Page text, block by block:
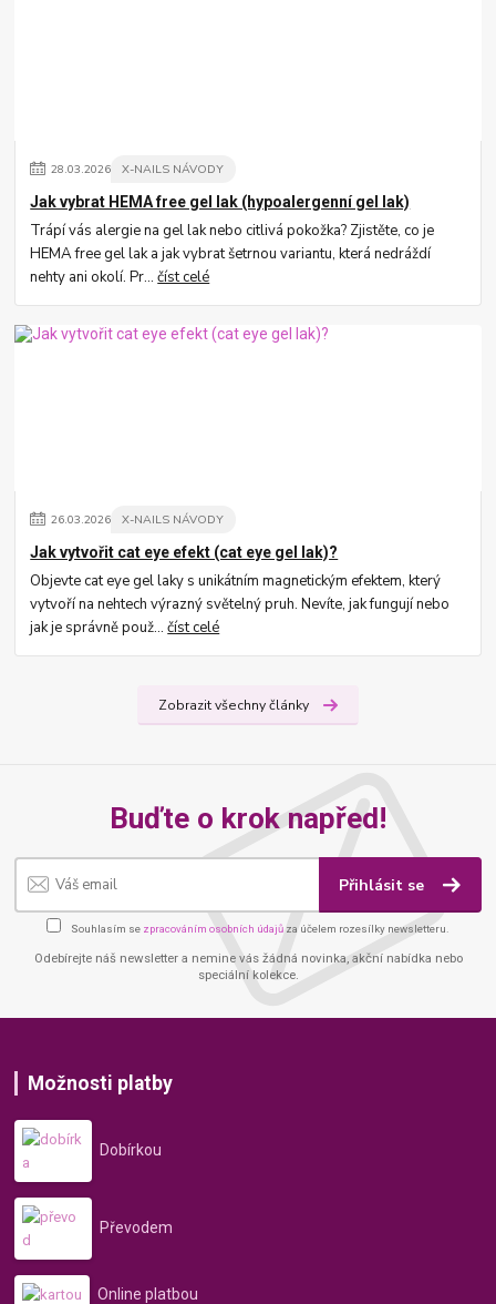
28.03.2026 X-NAILS NÁVODY
Jak vybrat HEMA free gel lak (hypoalergenní gel lak)
Trápí vás alergie na gel lak nebo citlivá pokožka? Zjistěte, co je
HEMA free gel lak a jak vybrat šetrnou variantu, která nedráždí
nehty ani okolí. Pr...číst celé
26.03.2026 X-NAILS NÁVODY
Jak vytvořit cat eye efekt (cat eye gel lak)?
Objevte cat eye gel laky s unikátním magnetickým efektem, který
vytvoří na nehtech výrazný světelný pruh. Nevíte, jak fungují nebo
jak je správně použ...číst celé
Zobrazit všechny články
Buďte o krok napřed!
Přihlásit se
Souhlasím se zpracováním osobních údajů za účelem rozesílky newsletteru.
Odebírejte náš newsletter a nemine vás žádná novinka, akční nabídka nebo
speciální kolekce.
Možnosti platby
Dobírkou
Převodem
Online platbou